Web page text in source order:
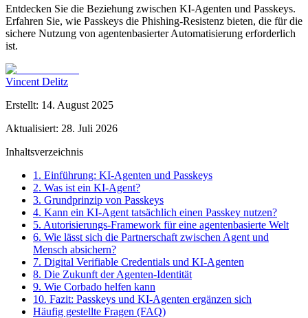
Entdecken Sie die Beziehung zwischen KI-Agenten und Passkeys.
Erfahren Sie, wie Passkeys die Phishing-Resistenz bieten, die für die
sichere Nutzung von agentenbasierter Automatisierung erforderlich
ist.
Vincent Delitz
Erstellt: 14. August 2025
Aktualisiert: 28. Juli 2026
Inhaltsverzeichnis
1. Einführung: KI-Agenten und Passkeys
2. Was ist ein KI-Agent?
3. Grundprinzip von Passkeys
4. Kann ein KI-Agent tatsächlich einen Passkey nutzen?
5. Autorisierungs-Framework für eine agentenbasierte Welt
6. Wie lässt sich die Partnerschaft zwischen Agent und
Mensch absichern?
7. Digital Verifiable Credentials und KI-Agenten
8. Die Zukunft der Agenten-Identität
9. Wie Corbado helfen kann
10. Fazit: Passkeys und KI-Agenten ergänzen sich
Häufig gestellte Fragen (FAQ)